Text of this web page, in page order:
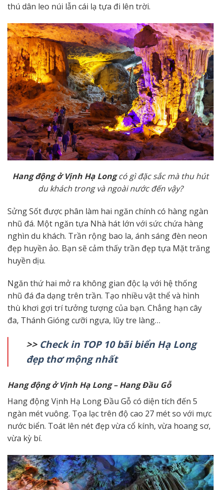
thú dân leo núi lẫn cái lạ tựa đi lên trời.
Hang động ở Vịnh Hạ Longcó gì đặc sắc mà thu hút
du khách trong và ngoài nước đến vậy?
Sửng Sốt được phân làm hai ngăn chính có hàng ngàn
nhũ đá. Một ngăn tựa Nhà hát lớn với sức chứa hàng
nghìn du khách. Trần rộng bao la, ánh sáng đèn neon
đẹp huyền ảo. Bạn sẽ cảm thấy trần đẹp tựa Mặt trăng
huyền dịu.
Ngăn thứ hai mở ra không gian độc lạ với hệ thống
nhũ đá đa dạng trên trần. Tạo nhiều vật thể và hình
thù khơi gợi trí tưởng tượng của bạn. Chẳng hạn cây
đa, Thánh Gióng cưỡi ngựa, lũy tre làng…
>> Check in TOP 10 bãi biển Hạ Long
đẹp thơ mộng nhất
Hang động ở Vịnh Hạ Long– Hang Đầu Gỗ
Hang động Vịnh Hạ Long Đầu Gỗ có diện tích đến 5
ngàn mét vuông. Tọa lạc trên độ cao 27 mét so với mực
nước biển. Toát lên nét đẹp vừa cổ kính, vừa hoang sơ,
vừa kỳ bí.